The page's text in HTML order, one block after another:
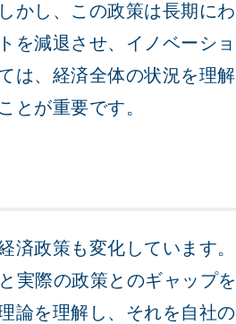
かし、この政策は長期にわ
を減退させ、イノベーショ
は、経済全体の状況を理解
とが重要です。
済政策も変化しています。
実際の政策とのギャップを
論を理解し、それを自社の